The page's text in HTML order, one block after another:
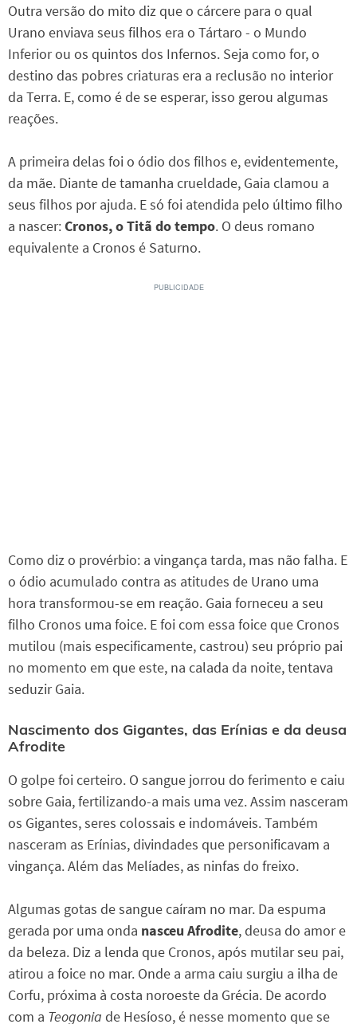
Outra versão do mito diz que o cárcere para o qual
Urano enviava seus filhos era o Tártaro - o Mundo
Inferior ou os quintos dos Infernos. Seja como for, o
destino das pobres criaturas era a reclusão no interior
da Terra. E, como é de se esperar, isso gerou algumas
reações.
A primeira delas foi o ódio dos filhos e, evidentemente,
da mãe. Diante de tamanha crueldade, Gaia clamou a
seus filhos por ajuda. E só foi atendida pelo último filho
a nascer:Cronos, o Titã do tempo. O deus romano
equivalente a Cronos é Saturno.
Como diz o provérbio: a vingança tarda, mas não falha. E
o ódio acumulado contra as atitudes de Urano uma
hora transformou-se em reação. Gaia forneceu a seu
filho Cronos uma foice. E foi com essa foice que Cronos
mutilou (mais especificamente, castrou) seu próprio pai
no momento em que este, na calada da noite, tentava
seduzir Gaia.
Nascimento dos Gigantes, das Erínias e da deusa
Afrodite
O golpe foi certeiro. O sangue jorrou do ferimento e caiu
sobre Gaia, fertilizando-a mais uma vez. Assim nasceram
os Gigantes, seres colossais e indomáveis. Também
nasceram as Erínias, divindades que personificavam a
vingança. Além das Melíades, as ninfas do freixo.
Algumas gotas de sangue caíram no mar. Da espuma
gerada por uma onda nasceu Afrodite, deusa do amor e
da beleza. Diz a lenda que Cronos, após mutilar seu pai,
atirou a foice no mar. Onde a arma caiu surgiu a ilha de
Corfu, próxima à costa noroeste da Grécia. De acordo
com a Teogonia de Hesíoso, é nesse momento que se